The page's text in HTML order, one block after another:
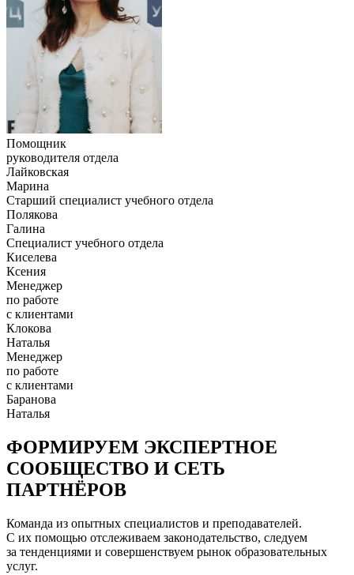
Помощник
руководителя отдела
Лайковская
Марина
Старший специалист учебного отдела
Полякова
Галина
Специалист учебного отдела
Киселева
Ксения
Менеджер
по работе
с клиентами
Клокова
Наталья
Менеджер
по работе
с клиентами
Баранова
Наталья
ФОРМИРУЕМ ЭКСПЕРТНОЕ
СООБЩЕСТВО И СЕТЬ
ПАРТНЁРОВ
Команда из опытных специалистов и преподавателей.
С их помощью отслеживаем законодательство, следуем
за тенденциями и совершенствуем рынок образовательных
услуг.